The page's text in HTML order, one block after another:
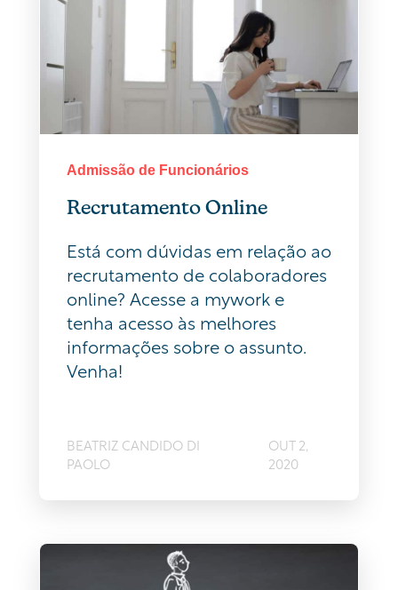
Admissão de Funcionários
Recrutamento Online
Está com dúvidas em relação ao
recrutamento de colaboradores
online? Acesse a mywork e
tenha acesso às melhores
informações sobre o assunto.
Venha!
BEATRIZ CANDIDO DI
PAOLO
OUT 2,
2020